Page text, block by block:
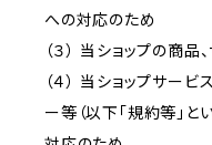
への対応のため
（３） 当ショップの商
（４） 当ショップサー
ー等（以下「規約等」と